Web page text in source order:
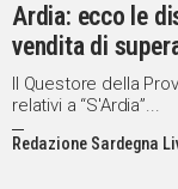
Ardia: ecco le
vendita di
vetro
Il Questore della
relativi a “S'Ardia”...
Redazione Sardegna